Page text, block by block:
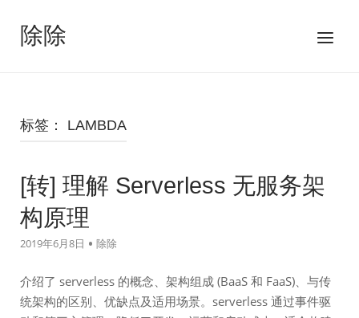
除除
菜
标签： LAMBDA
[转] 理解 Serverless 无服务架
构原理
2019年6月8日 除除
介绍了 serverless 的概念、架构组成 (BaaS 和 FaaS)、与传
统架构的区别、优缺点及适用场景。serverless 通过事件驱